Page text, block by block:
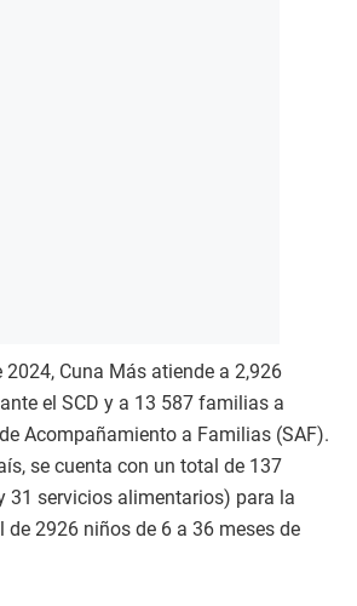
2024, Cuna Más atiende a 2,926
el SCD y a 13 587 familias a
Acompañamiento a Familias (SAF).
se cuenta con un total de 137
31 servicios alimentarios) para la
de 2926 niños de 6 a 36 meses de